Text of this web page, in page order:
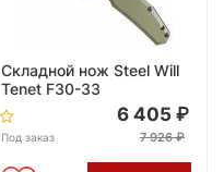
Складной нож Steel Will
Tenet F30-33
Под заказ
6 405
7 926